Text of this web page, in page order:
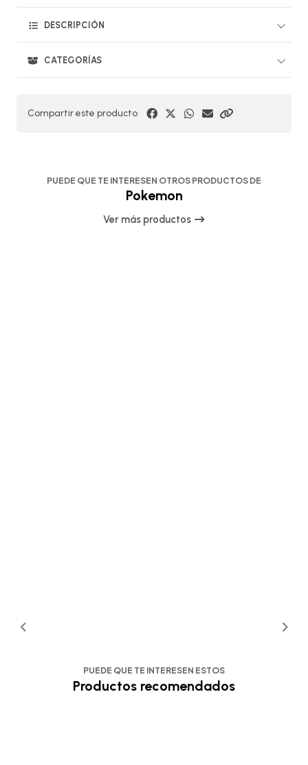
DESCRIPCIÓN
CATEGORÍAS
Compartir este producto
PUEDE QUE TE INTERESEN OTROS PRODUCTOS DE
Pokemon
Ver más productos
PUEDE QUE TE INTERESEN ESTOS
Productos recomendados